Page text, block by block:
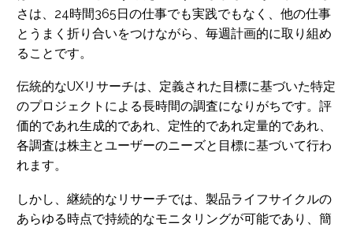
さは、24時間365日の仕事でも実践でもなく、他の仕事
とうまく折り合いをつけながら、毎週計画的に取り組め
ることです。
伝統的なUXリサーチは、定義された目標に基づいた特定
のプロジェクトによる長時間の調査になりがちです。評
価的であれ生成的であれ、定性的であれ定量的であれ、
各調査は株主とユーザーのニーズと目標に基づいて行わ
れます。
しかし、継続的なリサーチでは、製品ライフサイクルの
あらゆる時点で持続的なモニタリングが可能であり、簡